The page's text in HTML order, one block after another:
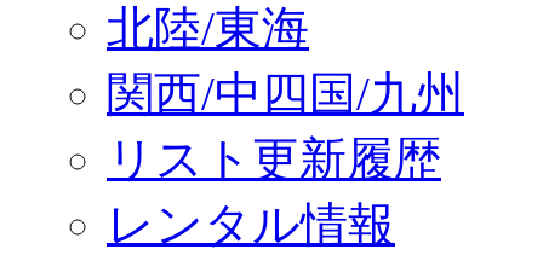
北陸/東海
関西/中四国/九州
リスト更新履歴
レンタル情報